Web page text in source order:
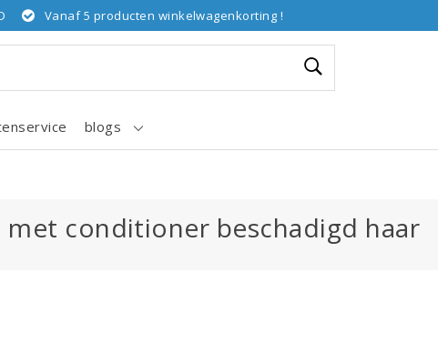
Vanaf 5 producten winkelwagenkorting !
blogs
conditioner beschadigd haar